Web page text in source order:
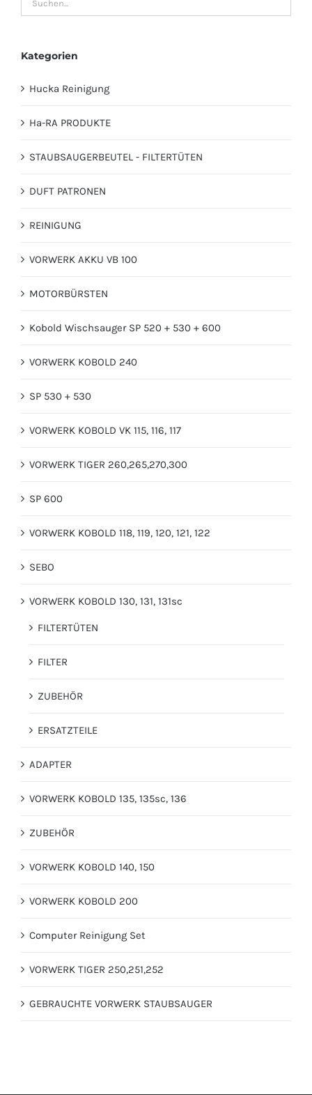
Kategorien
Hucka Reinigung
Ha-RA PRODUKTE
STAUBSAUGERBEUTEL - FILTERTÜTEN
DUFT PATRONEN
REINIGUNG
VORWERK AKKU VB 100
MOTORBÜRSTEN
Kobold Wischsauger SP 520 + 530 + 600
VORWERK KOBOLD 240
SP 530 + 530
VORWERK KOBOLD VK 115, 116, 117
VORWERK TIGER 260,265,270,300
SP 600
VORWERK KOBOLD 118, 119, 120, 121, 122
SEBO
VORWERK KOBOLD 130, 131, 131sc
FILTERTÜTEN
FILTER
ZUBEHÖR
ERSATZTEILE
ADAPTER
VORWERK KOBOLD 135, 135sc, 136
ZUBEHÖR
VORWERK KOBOLD 140, 150
VORWERK KOBOLD 200
Computer Reinigung Set
VORWERK TIGER 250,251,252
GEBRAUCHTE VORWERK STAUBSAUGER